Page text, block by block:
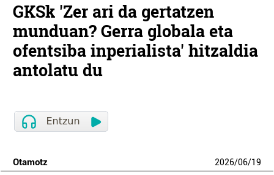
GKSk 'Zer ari da gertatzen
munduan? Gerra globala eta
ofentsiba inperialista' hitzaldia
antolatu du
Otamotz 2026/06/19